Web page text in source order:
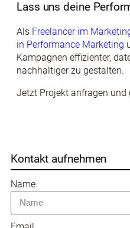
Lass uns deine
Als Freelancer im
in Performance Marketing
Kampagnen effizienter,
nachhaltiger zu gestalten.
Jetzt Projekt anfragen
Kontakt aufnehmen
Name